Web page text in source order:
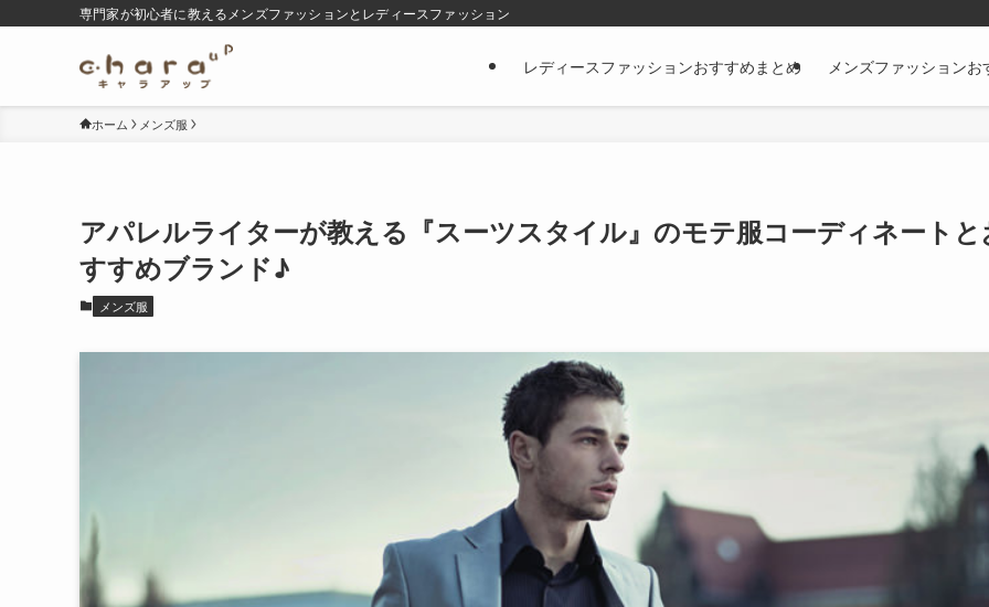
専門家が初心者に教えるメンズファッションとレディースファッション
レディースファッションおすすめまとめ メンズファッションお
ホーム メンズ服
アパレルライターが教える『スーツスタイル』のモテ服コーディネートと
すすめブランド♪
メンズ服